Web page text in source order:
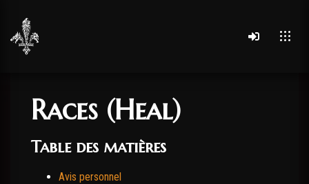
Races (Heal)
Table des matières
Avis personnel